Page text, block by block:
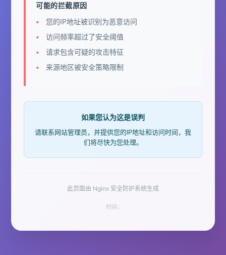
可能的拦截原因
您的IP地址被识别为恶意访问
访问频率超过了安全阈值
请求包含可疑的攻击特征
来源地区被安全策略限制
如果您认为这是误判
请联系网站管理员，并提供您的IP地址和访问时间，我
们将尽快为您处理。
此页面由 Nginx 安全防护系统生成
时间: